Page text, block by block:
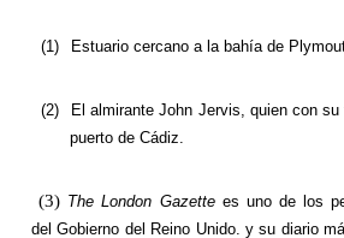
(1) Estuario cercano a la bahía de
(2)
El almirante John Jervis, quien con su
puerto de Cádiz.
(3) The London Gazettees uno de los
delGobierno del Reino Unido. y su diario